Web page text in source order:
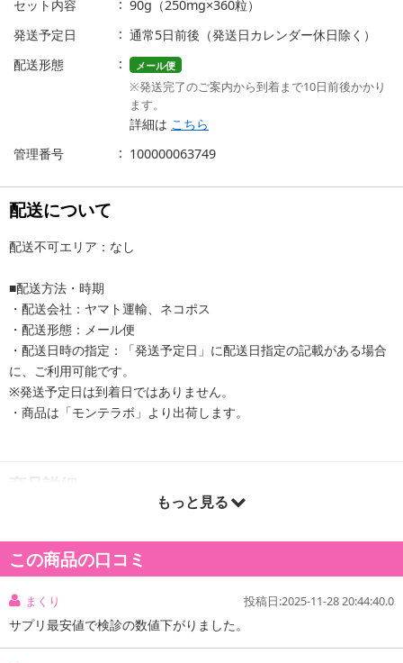
セット内容
90g（250mg×360粒）
発送予定日
通常5日前後（発送日カレンダー休日除く）
配送形態
メール便
※発送完了のご案内から到着まで10日前後かかり
ます。
詳細は こちら
管理番号
100000063749
配送について
配送不可エリア：なし
■配送方法・時期
・配送会社：ヤマト運輸、ネコポス
・配送形態：メール便
・配送日時の指定：「発送予定日」に配送日指定の記載がある場合
に、ご利用可能です。
※発送予定日は到着日ではありません。
・商品は「モンテラボ」より出荷します。
商品詳細
肝臓エキスサプリ
夜のお付き合いが多い方！
朝からドンドン動きたくなる
もっと見る
この商品の口コミ
まくり 投稿日:2025-11-28 20:44:40.0
サプリ最安値で検診の数値下がりました。